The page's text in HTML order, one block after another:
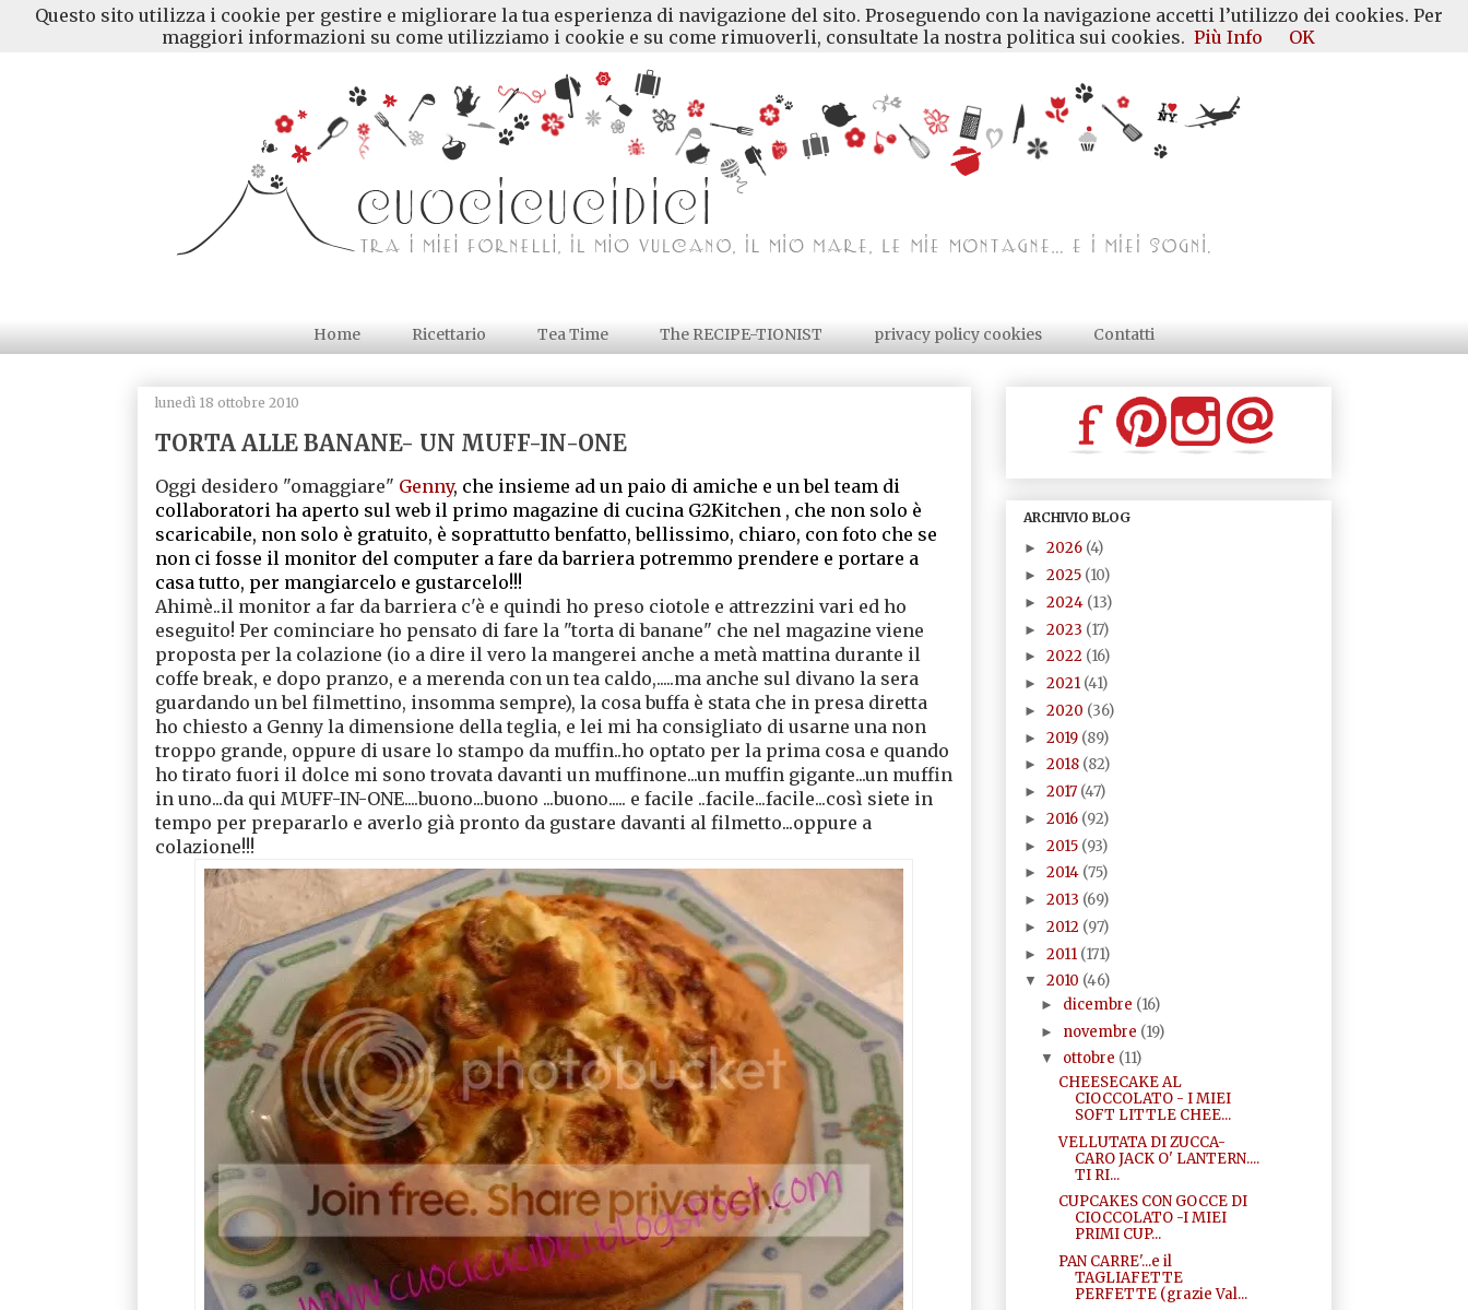
Home Ricettario Tea Time The RECIPE-TIONIST privacy policy cookies Contatti
lunedì 18 ottobre 2010
TORTA ALLE BANANE- UN MUFF-IN-ONE
Oggi desidero "omaggiare" Genny, che insieme ad un paio di amiche e un bel team di
collaboratori ha aperto sul web il primo magazine di cucina G2Kitchen , che non solo è
scaricabile, non solo è gratuito, è soprattutto benfatto, bellissimo, chiaro, con foto che se
non ci fosse il monitor del computer a fare da barriera potremmo prendere e portare a
casa tutto, per mangiarcelo e gustarcelo!!!
Ahimè..il monitor a far da barriera c'è e quindi ho preso ciotole e attrezzini vari ed ho
eseguito! Per cominciare ho pensato di fare la "torta di banane" che nel magazine viene
proposta per la colazione (io a dire il vero la mangerei anche a metà mattina durante il
coffe break, e dopo pranzo, e a merenda con un tea caldo,.....ma anche sul divano la sera
guardando un bel filmettino, insomma sempre), la cosa buffa è stata che in presa diretta
ho chiesto a Genny la dimensione della teglia, e lei mi ha consigliato di usarne una non
troppo grande, oppure di usare lo stampo da muffin..ho optato per la prima cosa e quando
ho tirato fuori il dolce mi sono trovata davanti un muffinone...un muffin gigante...un muffin
in uno...da qui MUFF-IN-ONE....buono...buono ...buono..... e facile ..facile...facile...così siete in
tempo per prepararlo e averlo già pronto da gustare davanti al filmetto...oppure a
colazione!!!
ARCHIVIO BLOG
► 2026 (4)
► 2025 (10)
► 2024 (13)
► 2023 (17)
► 2022 (16)
► 2021 (41)
► 2020 (36)
► 2019 (89)
► 2018 (82)
► 2017 (47)
► 2016 (92)
► 2015 (93)
► 2014 (75)
► 2013 (69)
► 2012 (97)
► 2011 (171)
▼ 2010 (46)
► dicembre (16)
► novembre (19)
▼ ottobre (11)
CHEESECAKE AL
CIOCCOLATO - I MIEI
SOFT LITTLE CHEE...
VELLUTATA DI ZUCCA-
CARO JACK O' LANTERN....
TI RI...
CUPCAKES CON GOCCE DI
CIOCCOLATO -I MIEI
PRIMI CUP...
PAN CARRE'...e il
TAGLIAFETTE
PERFETTE (grazie Val...
Questo sito utilizza i cookie per gestire e migliorare la tua esperienza di navigazione del sito. Proseguendo con la navigazione accetti l’utilizzo dei cookies. Per
maggiori informazioni su come utilizziamo i cookie e su come rimuoverli, consultate la nostra politica sui cookies. Più Info OK